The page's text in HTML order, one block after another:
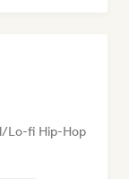
Lo-fi Hip-Hop